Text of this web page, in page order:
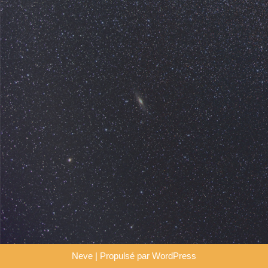
Neve | Propulsé par WordPress